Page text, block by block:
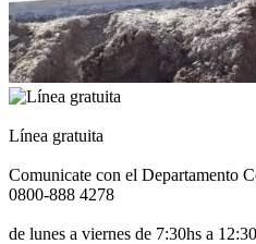
Línea gratuita
Comunicate con el Departamento
0800-888 4278
de lunes a viernes de 7:30hs a